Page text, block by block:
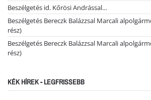
Beszélgetés id. Kőrösi Andrással…
Beszélgetés Bereczk Balázzsal Marcali
rész)
Beszélgetés Bereczk Balázzsal Marcali
rész)
KÉK HÍREK - LEGFRISSEBB